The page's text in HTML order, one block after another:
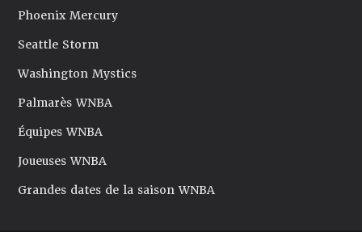
Phoenix Mercury
Seattle Storm
Washington Mystics
Palmarès WNBA
Équipes WNBA
Joueuses WNBA
Grandes dates de la saison WNBA